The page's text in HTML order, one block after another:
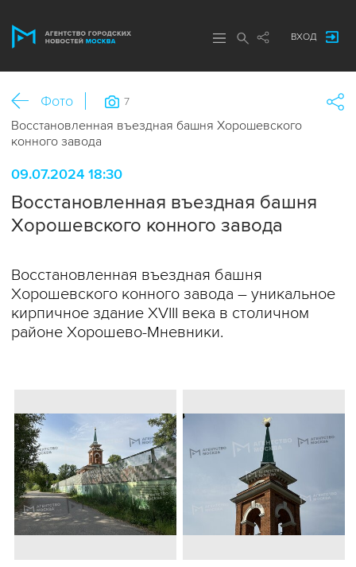
ВХОД
Фото
Восстановленная въездная башня Хорошевского
конного завода
7
09.07.2024 18:30
Восстановленная въездная башня
Хорошевского конного завода
Восстановленная въездная башня
Хорошевского конного завода – уникальное
кирпичное здание XVIII века в столичном
районе Хорошево-Мневники.